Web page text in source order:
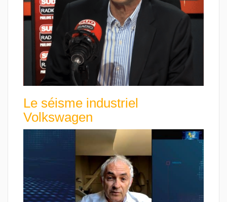
Le séisme industriel
Volkswagen